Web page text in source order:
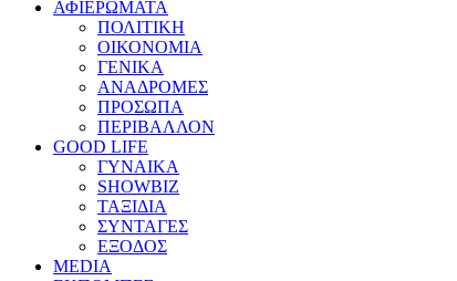
ΑΦΙΕΡΩΜΑΤΑ
ΠΟΛΙΤΙΚΗ
ΟΙΚΟΝΟΜΙΑ
ΓΕΝΙΚΑ
ΑΝΑΔΡΟΜΕΣ
ΠΡΟΣΩΠΑ
ΠΕΡΙΒΑΛΛΟΝ
GOOD LIFE
ΓΥΝΑΙΚΑ
SHOWBIZ
ΤΑΞΙΔΙΑ
ΣΥΝΤΑΓΕΣ
ΕΞΟΔΟΣ
MEDIA